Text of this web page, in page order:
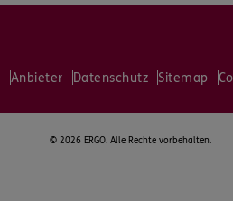
Anbieter Datenschutz Sitemap
© 2026 ERGO. Alle Rechte vorbehalten.